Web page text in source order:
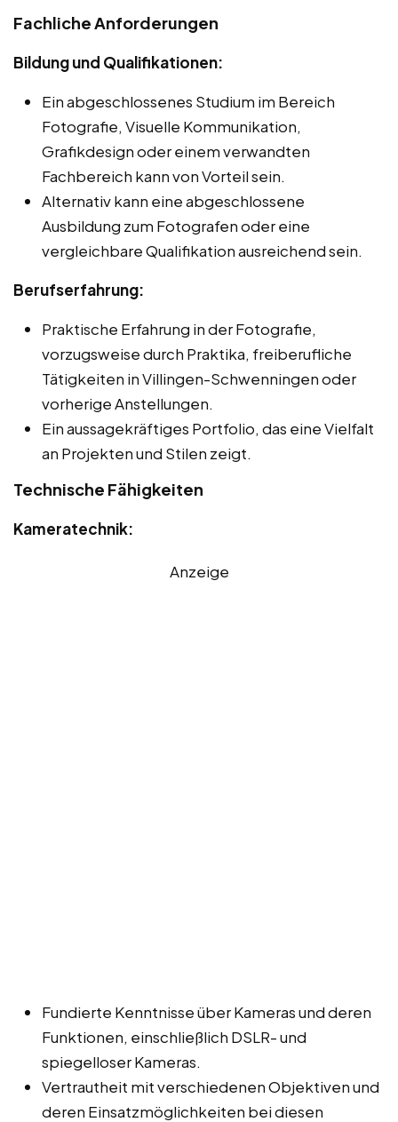
Fachliche Anforderungen
Bildung und Qualifikationen:
Ein abgeschlossenes Studium im Bereich
Fotografie, Visuelle Kommunikation,
Grafikdesign oder einem verwandten
Fachbereich kann von Vorteil sein.
Alternativ kann eine abgeschlossene
Ausbildung zum Fotografen oder eine
vergleichbare Qualifikation ausreichend sein.
Berufserfahrung:
Praktische Erfahrung in der Fotografie,
vorzugsweise durch Praktika, freiberufliche
Tätigkeiten in Villingen-Schwenningen oder
vorherige Anstellungen.
Ein aussagekräftiges Portfolio, das eine Vielfalt
an Projekten und Stilen zeigt.
Technische Fähigkeiten
Kameratechnik:
Anzeige
Fundierte Kenntnisse über Kameras und deren
Funktionen, einschließlich DSLR- und
spiegelloser Kameras.
Vertrautheit mit verschiedenen Objektiven und
deren Einsatzmöglichkeiten bei diesen